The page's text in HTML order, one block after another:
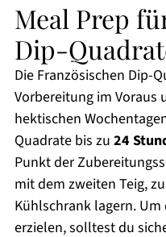
Meal Prep
Dip-
Die Französischen Dip-
Vorbereitung im Voraus
hektischen
Quadrate bis zu 24
Punkt der
mit dem zweiten Teig,
Kühlschrank lagern. Um
erzielen, solltest du